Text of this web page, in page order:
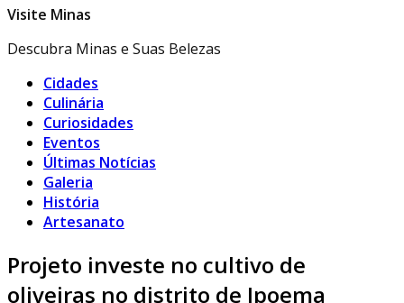
Visite Minas
Descubra Minas e Suas Belezas
Cidades
Culinária
Curiosidades
Eventos
Últimas Notícias
Galeria
História
Artesanato
Projeto investe no cultivo de
oliveiras no distrito de Ipoema